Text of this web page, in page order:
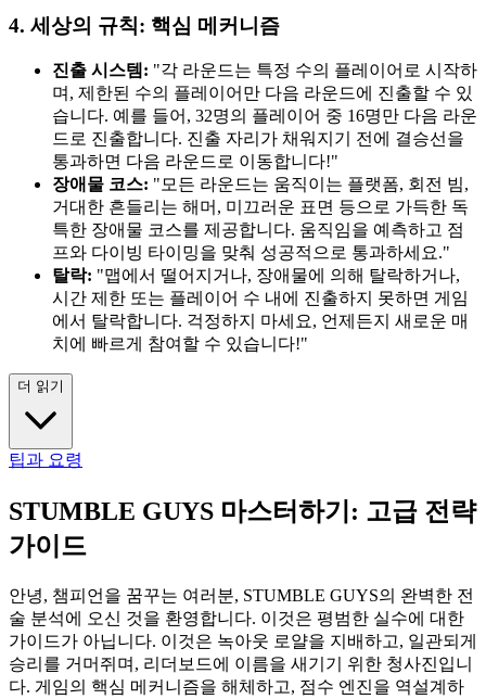
4. 세상의 규칙: 핵심 메커니즘
진출 시스템: "각 라운드는 특정 수의 플레이어로 시작하
며, 제한된 수의 플레이어만 다음 라운드에 진출할 수 있
습니다. 예를 들어, 32명의 플레이어 중 16명만 다음 라운
드로 진출합니다. 진출 자리가 채워지기 전에 결승선을
통과하면 다음 라운드로 이동합니다!"
장애물 코스: "모든 라운드는 움직이는 플랫폼, 회전 빔,
거대한 흔들리는 해머, 미끄러운 표면 등으로 가득한 독
특한 장애물 코스를 제공합니다. 움직임을 예측하고 점
프와 다이빙 타이밍을 맞춰 성공적으로 통과하세요."
탈락: "맵에서 떨어지거나, 장애물에 의해 탈락하거나,
시간 제한 또는 플레이어 수 내에 진출하지 못하면 게임
에서 탈락합니다. 걱정하지 마세요, 언제든지 새로운 매
치에 빠르게 참여할 수 있습니다!"
더 읽기
팁과 요령
STUMBLE GUYS 마스터하기: 고급 전략
가이드
안녕, 챔피언을 꿈꾸는 여러분, STUMBLE GUYS의 완벽한 전
술 분석에 오신 것을 환영합니다. 이것은 평범한 실수에 대한
가이드가 아닙니다. 이것은 녹아웃 로얄을 지배하고, 일관되게
승리를 거머쥐며, 리더보드에 이름을 새기기 위한 청사진입니
다. 게임의 핵심 메커니즘을 해체하고, 점수 엔진을 역설계하